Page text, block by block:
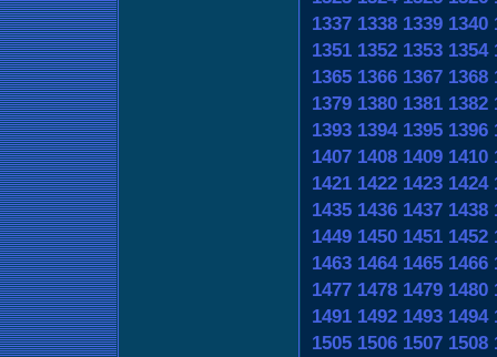
1337 1338 1339 1340
1351 1352 1353 1354
1365 1366 1367 1368
1379 1380 1381 1382
1393 1394 1395 1396
1407 1408 1409 1410
1421 1422 1423 1424
1435 1436 1437 1438
1449 1450 1451 1452
1463 1464 1465 1466
1477 1478 1479 1480
1491 1492 1493 1494
1505 1506 1507 1508